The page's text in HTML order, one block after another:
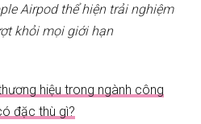
Airpod thể hiện trải nghiệm
khỏi mọi giới hạn
hiệu trong ngành công
đặc thù gì?